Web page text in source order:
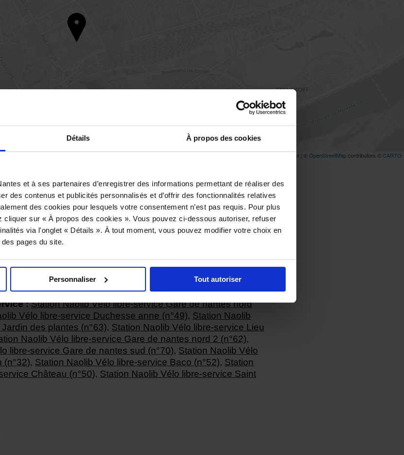
Détails À propos des cookies
et à ses partenaires d’enregistrer des informations permettant de réaliser des
des contenus et publicités personnalisés et d’offrir des fonctionnalités relatives
des cookies pour lesquels votre consentement n’est pas requis. Pour plus
cliquer sur « À propos des cookies ». Vous pouvez ci-dessous autoriser, refuser
via l'onglet « Détails ». À tout moment, vous pouvez modifier votre choix en
pages du site.
Personnaliser Tout autoriser
44000 Nantes
: Parking Gare Château
Parking Baco-LU 1 côté gare
:Station Naolib Vélo libre-service Gare de nantes nord
Vélo libre-service Duchesse anne (n°49), Station Naolib
des plantes (n°63), Station Naolib Vélo libre-service Lieu
Naolib Vélo libre-service Gare de nantes nord 2 (n°62),
libre-service Gare de nantes sud (n°70), Station Naolib Vélo
(n°32), Station Naolib Vélo libre-service Baco (n°52), Station
Château (n°50), Station Naolib Vélo libre-service Saint